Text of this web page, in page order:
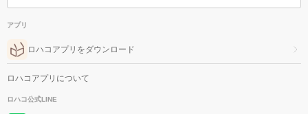
アプリ
ロハコアプリをダウンロード
ロハコアプリについて
ロハコ公式LINE